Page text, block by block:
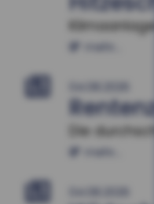
mehr...
Die
mehr...